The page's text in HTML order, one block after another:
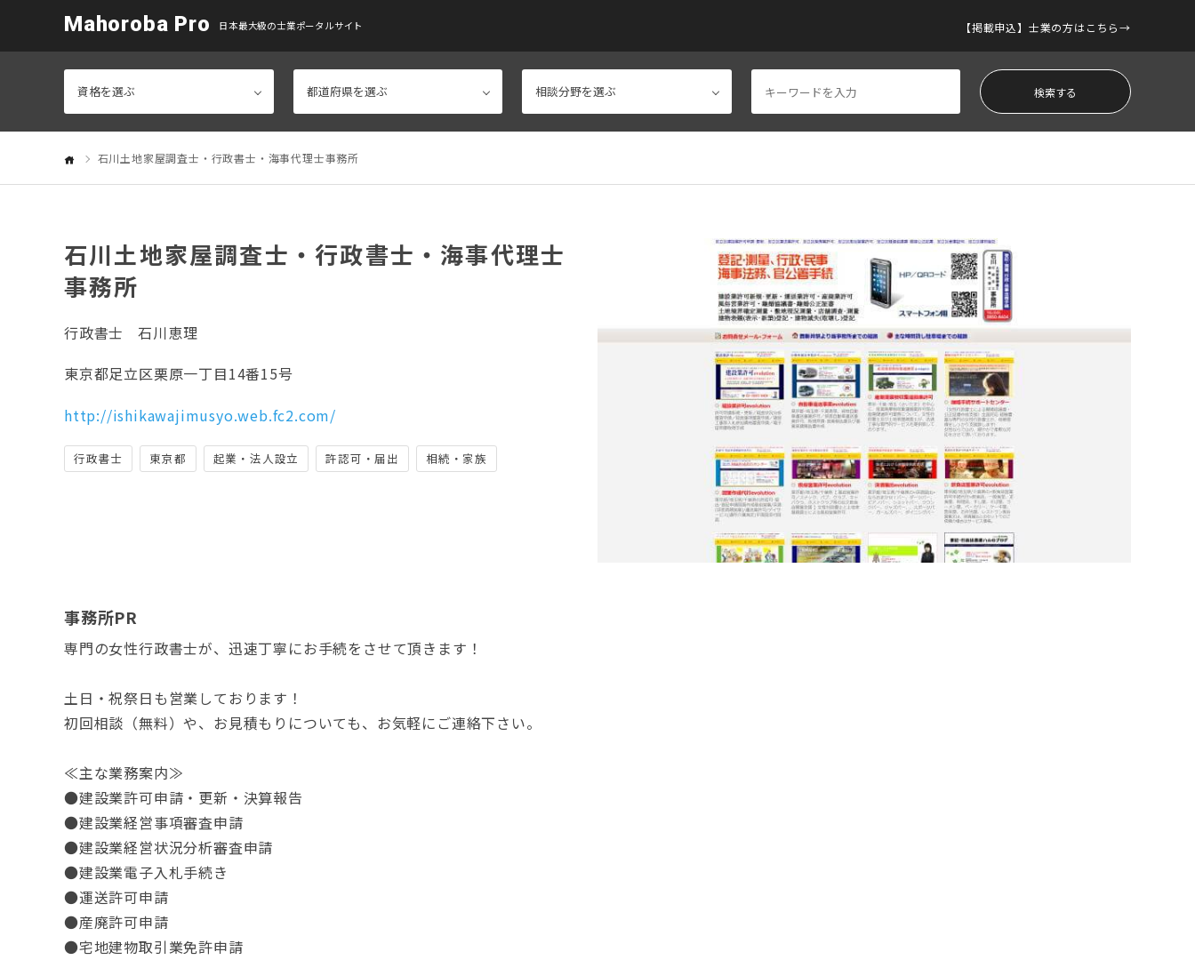
Mahoroba Pro 日本最大級の士業ポータルサイト 【掲載申込】士業の方はこちら
石川土地家屋調査士・行政書士・海事代理士事務所
石川土地家屋調査士・行政書士・海事代理士
事務所
行政書士
石川恵理
東京都足立区栗原一丁目14番15号
http://ishikawajimusyo.web.fc2.com/
行政書士 東京都 起業・法人設立 許認可・届出 相続・家族
事務所PR
専門の女性行政書士が、迅速丁寧にお手続をさせて頂きます！
土日・祝祭日も営業しております！
初回相談（無料）や、お見積もりについても、お気軽にご連絡下さい。
≪主な業務案内≫
●建設業許可申請・更新・決算報告
●建設業経営事項審査申請
●建設業経営状況分析審査申請
●建設業電子入札手続き
●運送許可申請
●産廃許可申請
●宅地建物取引業免許申請